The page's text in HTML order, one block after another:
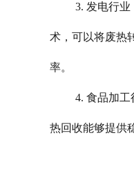
3. 发电行
术，可以将废热
率。
4. 食品加
热回收能够提供